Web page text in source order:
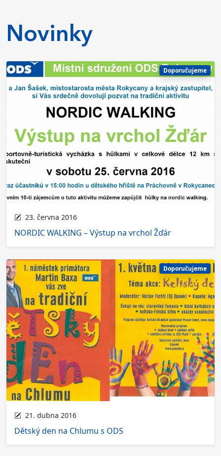
Novinky
Doporučujeme
23. června 2016
NORDIC WALKING – Výstup na vrchol Žďár
Doporučujeme
21. dubna 2016
Dětský den na Chlumu s ODS